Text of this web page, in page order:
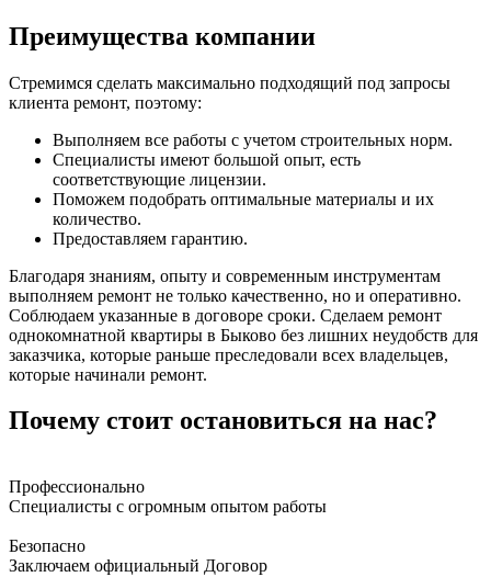
Преимущества компании
Стремимся сделать максимально подходящий под запросы
клиента ремонт, поэтому:
Выполняем все работы с учетом строительных норм.
Специалисты имеют большой опыт, есть
соответствующие лицензии.
Поможем подобрать оптимальные материалы и их
количество.
Предоставляем гарантию.
Благодаря знаниям, опыту и современным инструментам
выполняем ремонт не только качественно, но и оперативно.
Соблюдаем указанные в договоре сроки. Сделаем ремонт
однокомнатной квартиры в Быково без лишних неудобств для
заказчика, которые раньше преследовали всех владельцев,
которые начинали ремонт.
Почему стоит остановиться на нас?
Профессионально
Специалисты с огромным опытом работы
Безопасно
Заключаем официальный Договор